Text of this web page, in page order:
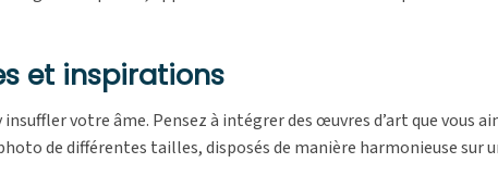
et inspirations
votre âme. Pensez à intégrer des œuvres d’art que vous
de différentes tailles, disposés de manière harmonieuse sur